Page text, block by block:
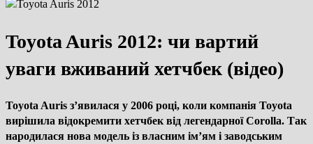
Toyota Auris 2012: чи вартий
уваги вживаний хетчбек (відео)
Toyota Auris з’явилася у 2006 році, коли компанія Toyota
вирішила відокремити хетчбек від легендарної Corolla. Так
народилася нова модель із власним ім’ям і заводським